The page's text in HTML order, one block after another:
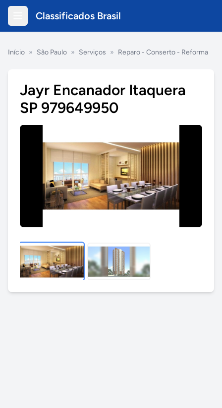
Classificados Brasil
Início » São Paulo » Serviços » Reparo - Conserto - Reforma
Jayr Encanador Itaquera
SP 979649950